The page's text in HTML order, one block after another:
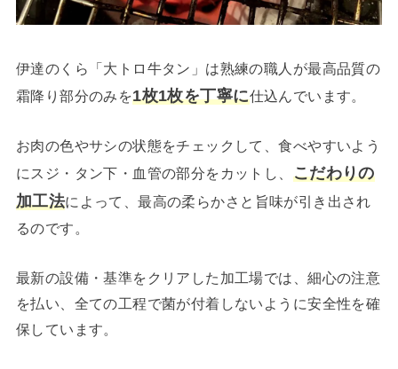
伊達のくら「大トロ牛タン」は熟練の職人が最高品質の
霜降り部分のみを1枚1枚を丁寧に仕込んでいます。
お肉の色やサシの状態をチェックして、食べやすいよう
にスジ・タン下・血管の部分をカットし、 こだわりの
加工法によって、最高の柔らかさと旨味が引き出され
るのです。
最新の設備・基準をクリアした加工場では、細心の注意
を払い、全ての工程で菌が付着しないように安全性を確
保しています。